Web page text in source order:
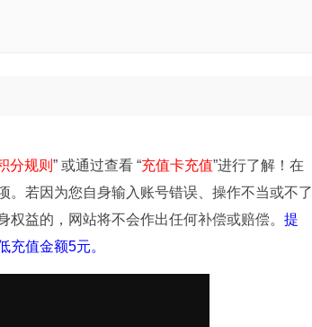
分规则 ” 或通过查看 “充值卡充值”进行了解！在
。若因为您自身输入账号错误、操作不当或不了
益的，网站将不会作出任何补偿或赔偿。 提
充值金额5元。